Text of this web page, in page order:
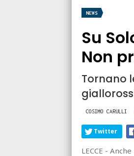
NEWS
Su
Non
Tornano
COSIMO CARULLI
Twitter
LECCE -